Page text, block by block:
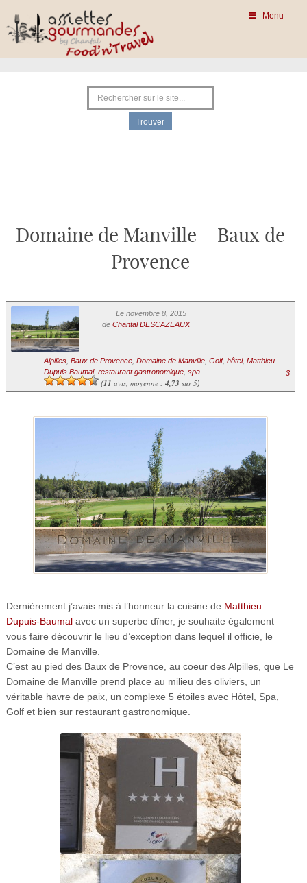
Menu
Domaine de Manville – Baux de
Provence
Le novembre 8, 2015
de Chantal DESCAZEAUX
Alpilles, Baux de Provence, Domaine de Manville, Golf, hôtel, Matthieu
Dupuis Baumal, restaurant gastronomique, spa
(11 avis, moyenne : 4,73 sur 5)
3
Dernièrement j’avais mis à l’honneur la cuisine de Matthieu
Dupuis-Baumalavec un superbe dîner, je souhaite également
vous faire découvrir le lieu d’exception dans lequel il officie, le
Domaine de Manville.
C’est au pied des Baux de Provence, au coeur des Alpilles, que Le
Domaine de Manville prend place au milieu des oliviers, un
véritable havre de paix, un complexe 5 étoiles avec Hôtel, Spa,
Golf et bien sur restaurant gastronomique.